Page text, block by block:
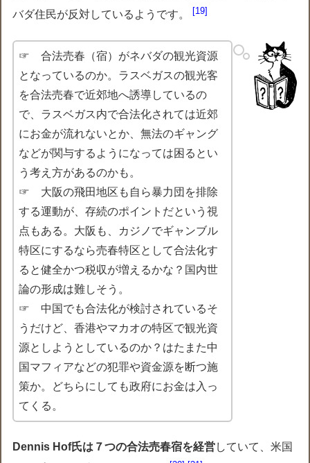
バダ住民が反対しているようです。
19
☞ 合法売春（宿）がネバダの観光資源
となっているのか。ラスベガスの観光客
を合法売春で近郊地へ誘導しているの
で、ラスベガス内で合法化されては近郊
にお金が流れないとか、無法のギャング
などが関与するようになっては困るとい
う考え方があるのかも。
☞ 大阪の飛田地区も自ら暴力団を排除
する運動が、存続のポイントだという視
点もある。大阪も、カジノでギャンブル
特区にするなら売春特区として合法化す
ると健全かつ税収が増えるかな？国内世
論の形成は難しそう。
☞ 中国でも合法化が検討されているそ
うだけど、香港やマカオの特区で観光資
源としようとしているのか？はたまた中
国マフィアなどの犯罪や資金源を断つ施
策か。どちらにしても政府にお金は入っ
てくる。
Dennis Hof氏は７つの合法売春宿を経営していて、米国